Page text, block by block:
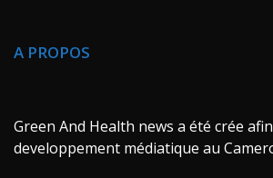
A PROPOS
Green And Health news a été crée
developpement médiatique au